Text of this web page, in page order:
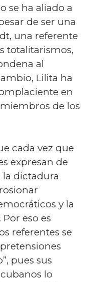
se ha aliado a
de ser una
una referente
totalitarismos,
al
Lilita ha
en
de los
cada vez que
expresan de
la dictadura
y la
eso es
referentes se
pues sus
lo